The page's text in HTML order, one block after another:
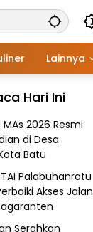
Lainnya
Hari Ini
2026 Resmi
di Desa
Batu
Palabuhanratu
Akses Jalan
Serahkan